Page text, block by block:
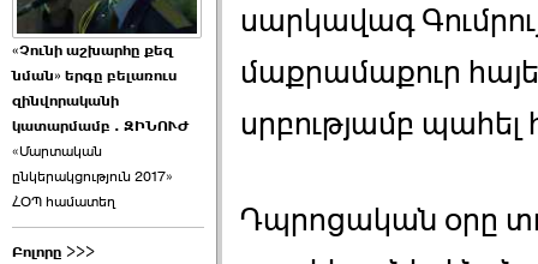
«Չունի աշխարհը քեզ
նման» երգը բելառուս
զինվորականի
կատարմամբ . ԶԻՆՈՒԺ
«Մարտական
ընկերակցություն 2017»
ՀՕՊ համատեղ
Բոլորը >>>
սարկավագ
մաքրամաքուր
սրբությամբ պահել
Դպրոցական օրը